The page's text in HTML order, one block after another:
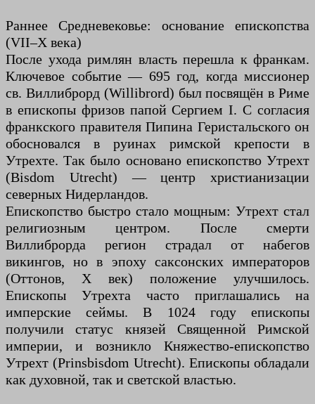
Раннее Средневековье: основание епископства
(VII–X века)
После ухода римлян власть перешла к франкам.
Ключевое событие — 695 год, когда миссионер
св. Виллиброрд (Willibrord) был посвящён в Риме
в епископы фризов папой Сергием I. С согласия
франкского правителя Пипина Геристальского он
обосновался в руинах римской крепости в
Утрехте. Так было основано епископство Утрехт
(Bisdom Utrecht) — центр христианизации
северных Нидерландов.
Епископство быстро стало мощным: Утрехт стал
религиозным центром. После смерти
Виллиброрда регион страдал от набегов
викингов, но в эпоху саксонских императоров
(Оттонов, X век) положение улучшилось.
Епископы Утрехта часто приглашались на
имперские сеймы. В 1024 году епископы
получили статус князей Священной Римской
империи, и возникло Княжество-епископство
Утрехт (Prinsbisdom Utrecht). Епископы обладали
как духовной, так и светской властью.